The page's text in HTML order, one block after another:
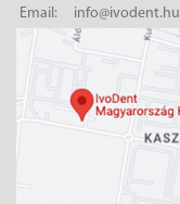
Email:
info@ivodent.hu